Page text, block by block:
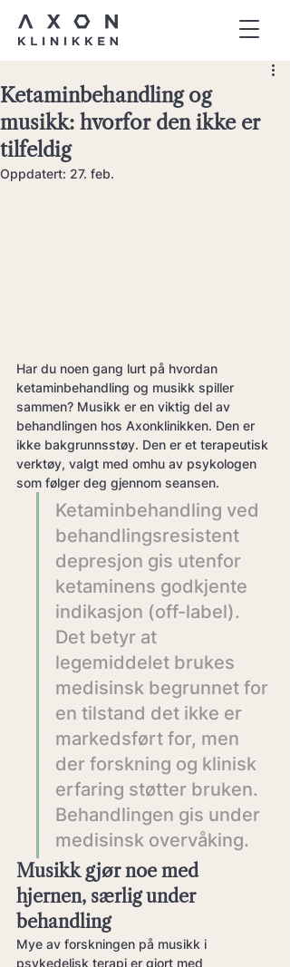
Ketaminbehandling og
musikk: hvorfor den ikke er
tilfeldig
Oppdatert: 27. feb.
Har du noen gang lurt på hvordan
ketaminbehandling og musikk spiller
sammen? Musikk er en viktig del av
behandlingen hos Axonklinikken. Den er
ikke bakgrunnsstøy. Den er et terapeutisk
verktøy, valgt med omhu av psykologen
som følger deg gjennom seansen.
Ketaminbehandling ved
behandlingsresistent
depresjon gis utenfor
ketaminens godkjente
indikasjon (off-label).
Det betyr at
legemiddelet brukes
medisinsk begrunnet for
en tilstand det ikke er
markedsført for, men
der forskning og klinisk
erfaring støtter bruken.
Behandlingen gis under
medisinsk overvåking.
Musikk gjør noe med
hjernen, særlig under
behandling
Mye av forskningen på musikk i
psykedelisk terapi er gjort med